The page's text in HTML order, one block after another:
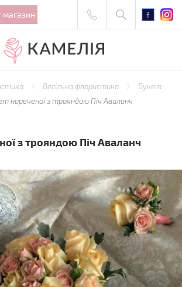
магазин
Весільна флористика
Букет
нареченої з трояндою Піч Аваланч
з трояндою Піч Аваланч